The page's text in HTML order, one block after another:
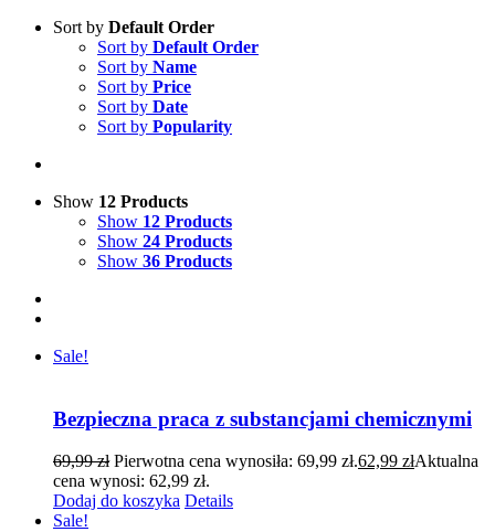
Sort by Default Order
Sort by Default Order
Sort by Name
Sort by Price
Sort by Date
Sort by Popularity
Show 12 Products
Show 12 Products
Show 24 Products
Show 36 Products
Sale!
Bezpieczna praca z substancjami chemicznymi
69,99zł Pierwotna cena wynosiła: 69,99 zł.62,99 złAktualna
cena wynosi: 62,99 zł.
Dodaj do koszyka Details
Sale!